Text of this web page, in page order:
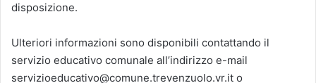
disposizione.
Ulteriori informazioni sono disponibili contattando il
servizio educativo comunale all’indirizzo e-mail
servizioeducativo@comune.trevenzuolo.vr.it o